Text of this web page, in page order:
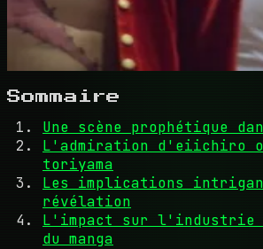
Sommaire
Une scène prophétique
L'admiration d'eiichiro
toriyama
Les implications
révélation
L'impact sur l'industrie
du manga